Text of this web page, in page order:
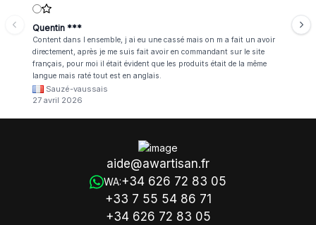
Quentin ***
Content dans l ensemble, j ai eu une cassé mais on m a fait un avoir
directement, après je me suis fait avoir en commandant sur le site
français, pour moi il était évident que les produits était de la même
langue mais raté tout est en anglais.
Sauzé-vaussais
27 avril 2026
aide@awartisan.fr
WA:+34 626 72 83 05
+33 7 55 54 86 71
+34 626 72 83 05